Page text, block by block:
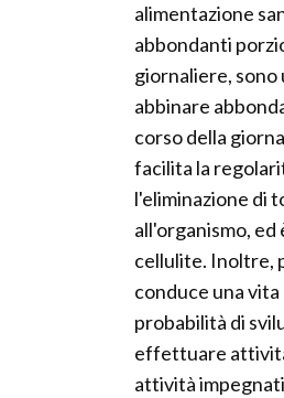
alimentazione
abbondanti
giornaliere, sono
abbinare
corso della
facilita la
l'eliminazione di
all'organismo,
cellulite. Inoltre,
conduce una
probabilità di
effettuare
attività